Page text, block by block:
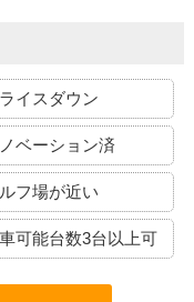
イスダウン
ベーション済
フ場が近い
可能台数3台以上可